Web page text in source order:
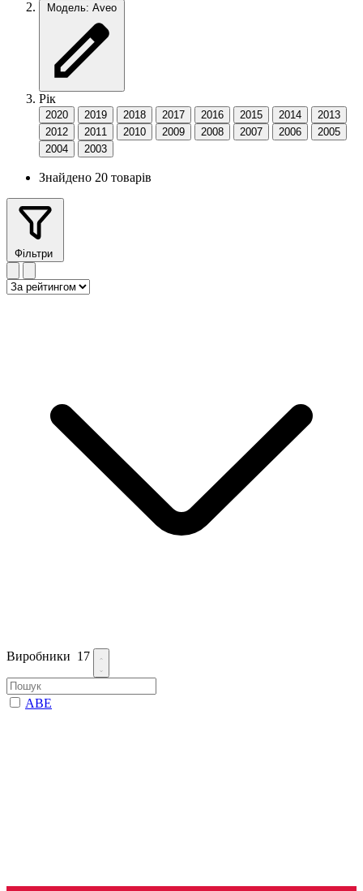
Модель: Aveo
Рік
2020 2019 2018 2017 2016 2015 2014
2013
2012
2011 2010 2009 2008 2007 2006
2005
2004
2003
Знайдено 20 товарів
Фільтри
Виробники 17
ABE